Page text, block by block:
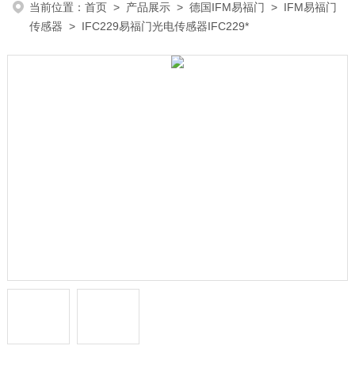
当前位置：首页 > 产品展示 >德国IFM易福门 > IFM易福门
传感器 > IFC229易福门光电传感器IFC229*